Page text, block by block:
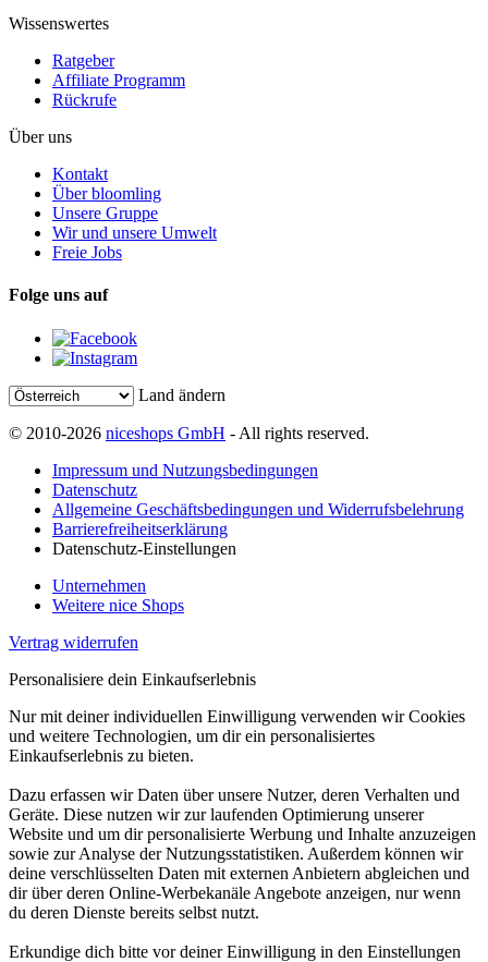
Wissenswertes
Ratgeber
Affiliate Programm
Rückrufe
Über uns
Kontakt
Über bloomling
Unsere Gruppe
Wir und unsere Umwelt
Freie Jobs
Folge uns auf
Land ändern
© 2010-2026 niceshops GmbH - All rights reserved.
Impressum und Nutzungsbedingungen
Datenschutz
Allgemeine Geschäftsbedingungen und Widerrufsbelehrung
Barrierefreiheitserklärung
Datenschutz-Einstellungen
Unternehmen
Weitere nice Shops
Vertrag widerrufen
Personalisiere dein Einkaufserlebnis
Nur mit deiner individuellen Einwilligung verwenden wir Cookies
und weitere Technologien, um dir ein personalisiertes
Einkaufserlebnis zu bieten.
Dazu erfassen wir Daten über unsere Nutzer, deren Verhalten und
Geräte. Diese nutzen wir zur laufenden Optimierung unserer
Website und um dir personalisierte Werbung und Inhalte anzuzeigen
sowie zur Analyse der Nutzungsstatistiken. Außerdem können wir
deine verschlüsselten Daten mit externen Anbietern abgleichen und
dir über deren Online-Werbekanäle Angebote anzeigen, nur wenn
du deren Dienste bereits selbst nutzt.
Erkundige dich bitte vor deiner Einwilligung in den Einstellungen